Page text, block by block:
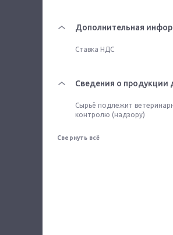
Дополнительная
Ставка НДС
Сведения о продукции
Сырьё подлежит
контролю (надзору)
Свернуть всё